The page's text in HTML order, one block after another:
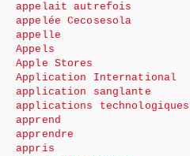
appelait autrefois
appelée Cecosesola
appelle
Appels
Apple Stores
Application International
application sanglante
applications technologiques
apprend
apprendre
appris